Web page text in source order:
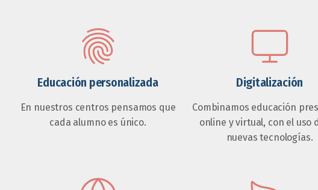
Educación personalizada
En nuestros centros pensamos que
cada alumno es único.
Digitalización
Combinamos educación
online y virtual, con el uso
nuevas tecnologías.